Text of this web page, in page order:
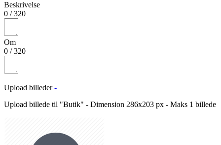
Beskrivelse
0 /320
Om
0 /320
Upload billeder -
Upload billede til "Butik" - Dimension 286x203 px - Maks 1 billede